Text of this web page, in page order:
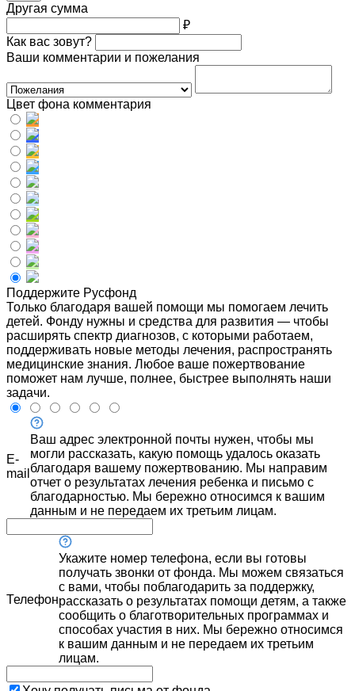
Другая сумма
₽
Как вас зовут?
Ваши комментарии и пожелания
Цвет фона комментария
Поддержите Русфонд
Только благодаря вашей помощи мы помогаем лечить
детей. Фонду нужны и средства для развития — чтобы
расширять спектр диагнозов, с которыми работаем,
поддерживать новые методы лечения, распространять
медицинские знания. Любое ваше пожертвование
поможет нам лучше, полнее, быстрее выполнять наши
задачи.
E-
mail
Ваш адрес электронной почты нужен, чтобы мы
могли рассказать, какую помощь удалось оказать
благодаря вашему пожертвованию. Мы направим
отчет о результатах лечения ребенка и письмо с
благодарностью. Мы бережно относимся к вашим
данным и не передаем их третьим лицам.
Телефон
Укажите номер телефона, если вы готовы
получать звонки от фонда. Мы можем связаться
с вами, чтобы поблагодарить за поддержку,
рассказать о результатах помощи детям, а также
сообщить о благотворительных программах и
способах участия в них. Мы бережно относимся
к вашим данным и не передаем их третьим
лицам.